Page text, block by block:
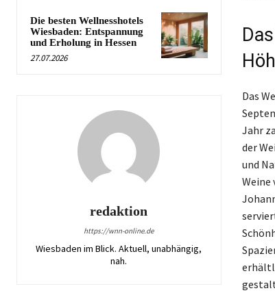
Die besten Wellnesshotels
Wiesbaden: Entspannung
und Erholung in Hessen
27.07.2026
redaktion
https://wnn-online.de
Wiesbaden im Blick. Aktuell, unabhängig,
nah.
Das
Jahr
der
und
Weine